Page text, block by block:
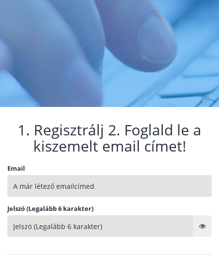
1. Regisztrálj 2. Foglald le a
kiszemelt email címet!
Email
Jelszó (Legalább 6 karakter)